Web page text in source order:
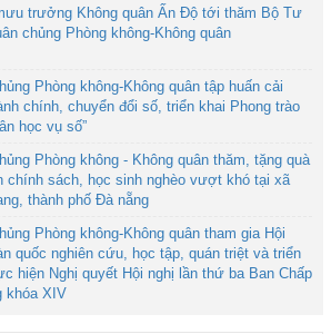
trưởng Không quân Ấn Độ tới thăm Bộ Tư
chủng Phòng không-Không quân
Phòng không-Không quân tập huấn cải
chính, chuyển đổi số, triển khai Phong trào
học vụ số”
Phòng không - Không quân thăm, tặng quà
chính sách, học sinh nghèo vượt khó tại xã
thành phố Đà nẵng
Phòng không-Không quân tham gia Hội
quốc nghiên cứu, học tập, quán triệt và triển
hiện Nghị quyết Hội nghị lần thứ ba Ban Chấp
khóa XIV